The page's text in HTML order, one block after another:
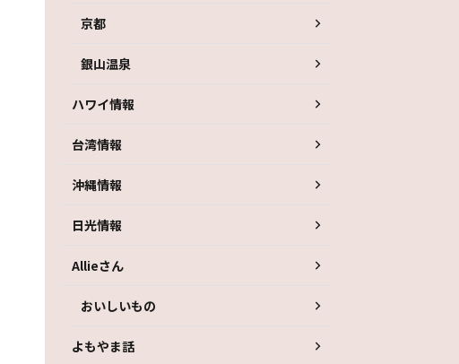
京都
銀山温泉
ハワイ情報
台湾情報
沖縄情報
日光情報
Allieさん
おいしいもの
よもやま話